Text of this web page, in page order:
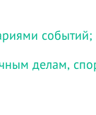
событий;
делам,